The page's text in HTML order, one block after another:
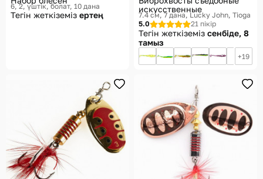
6, 2, үштік, болат, 10 дана
Тегін жеткіземіз ертең
искусственные
7.4 см, 7 дана Lucky John, Tioga
5.0
21 пікір
Тегін жеткіземіз сенбіде, 8
тамыз
19